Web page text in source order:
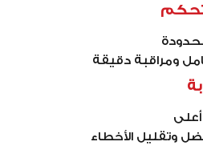
ومراقبة دقيقة
أعلى
وتقليل الأخطاء